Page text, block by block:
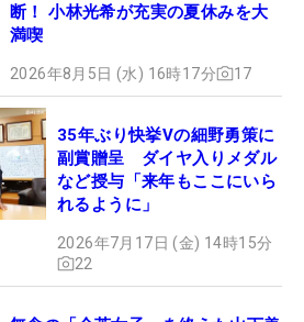
断！ 小林光希が充実の夏休みを大
満喫
2026年8月5日 (水) 16時17分 17
35年ぶり快挙Vの細野勇策に
副賞贈呈 ダイヤ入りメダル
など授与「来年もここにいら
れるように」
2026年7月17日 (金) 14時15分
22